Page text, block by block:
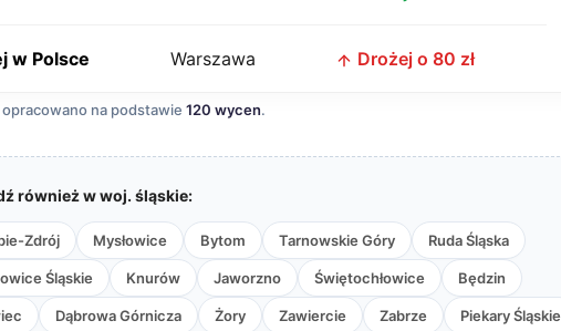
w Polsce Warszawa Drożej o 80 zł
na podstawie 120 wycen.
również w woj. śląskie:
Zdrój Mysłowice Bytom Tarnowskie Góry Ruda Śląska
Śląskie Knurów Jaworzno Świętochłowice Będzin
Dąbrowa Górnicza Żory Zawiercie Zabrze Piekary Śląskie